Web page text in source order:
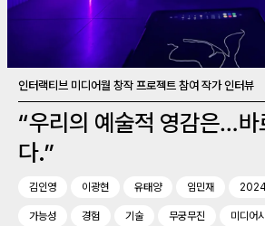
인터랙티브 미디어월 창작 프로젝트 참여 작가 인터뷰
“우리의 예술적 영감은…바
다.”
김인영 이광현 유태양 임민재
가능성 경험 기술 무궁무진 미디어